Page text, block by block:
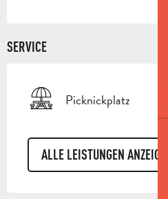
SERVICE
Picknickplatz
ALLE LEISTUNGEN ANZEIGEN